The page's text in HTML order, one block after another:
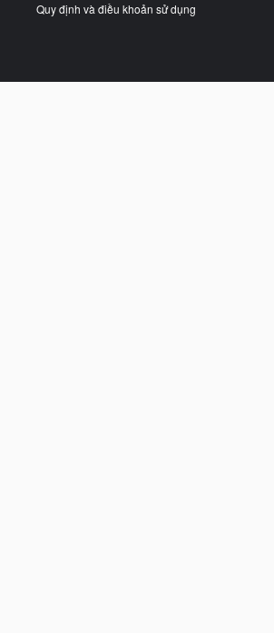
Quy định và điều khoản sử dụng